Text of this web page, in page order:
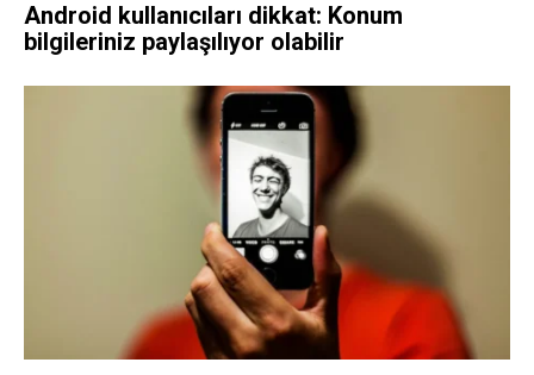
Android kullanıcıları dikkat: Konum
bilgileriniz paylaşılıyor olabilir